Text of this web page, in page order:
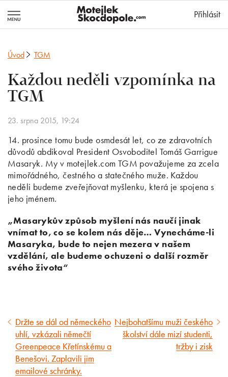
Přihlásit
Úvod TGM
Každou neděli vzpomínka na
TGM
23. srpna 2015, 19:24
14. prosince tomu bude osmdesát let, co ze zdravotních
důvodů abdikoval President Osvoboditel Tomáš Garrigue
Masaryk. My v motejlek.com TGM považujeme za zcela
mimořádného, čestného a statečného muže. Každou
neděli budeme zveřejňovat myšlenku, která je spojena s
jeho jménem.
„Masarykův způsob myšlení nás naučí jinak
vnímat to, co se kolem nás děje… Vynecháme-li
Masaryka, bude to nejen mezera v našem
vzdělání, ale budeme ochuzeni o další rozměr
svého života“
Předcházející
článek
Držte se dál od německého
uhlí, vzkázali němečtí
Greenpeace Křetínskému a
Benešovi. Zaplavili jim
emailové schránky.
Následující
článek
Nejbohatšímu muži českého
školství dále mizí studenti,
tržby i zisk